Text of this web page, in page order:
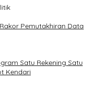
Pemutakhiran Data
Satu Rekening Satu
Kendari